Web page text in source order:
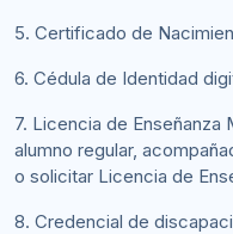
5. Certificado de
6. Cédula de Identidad
7. Licencia de
alumno regular,
o solicitar Licencia de
8. Credencial de